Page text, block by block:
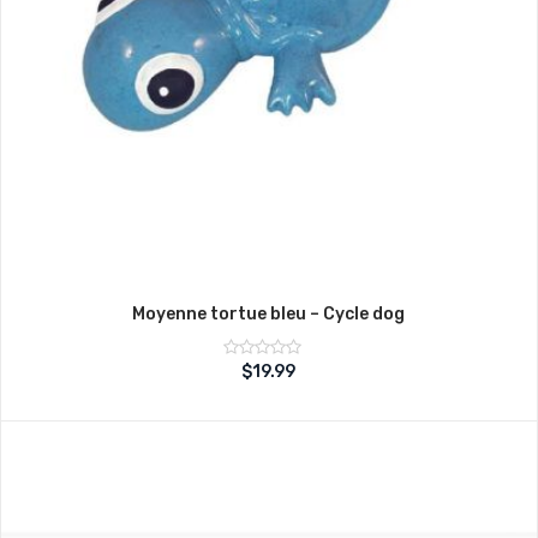
Moyenne tortue bleu – Cycle dog
Note
sur
$19.99